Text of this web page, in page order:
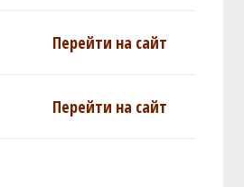
Перейти на сайт
Перейти на сайт